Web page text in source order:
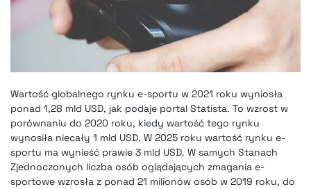
Wartość globalnego rynku e-sportu w 2021 roku wyniosła
ponad 1,28 mld USD, jak podaje portal Statista. To wzrost w
porównaniu do 2020 roku, kiedy wartość tego rynku
wynosiła niecały 1 mld USD. W 2025 roku wartość rynku e-
sportu ma wynieść prawie 3 mld USD. W samych Stanach
Zjednoczonych liczba osób oglądających zmagania e-
sportowe wzrosła z ponad 21 milionów osób w 2019 roku, do